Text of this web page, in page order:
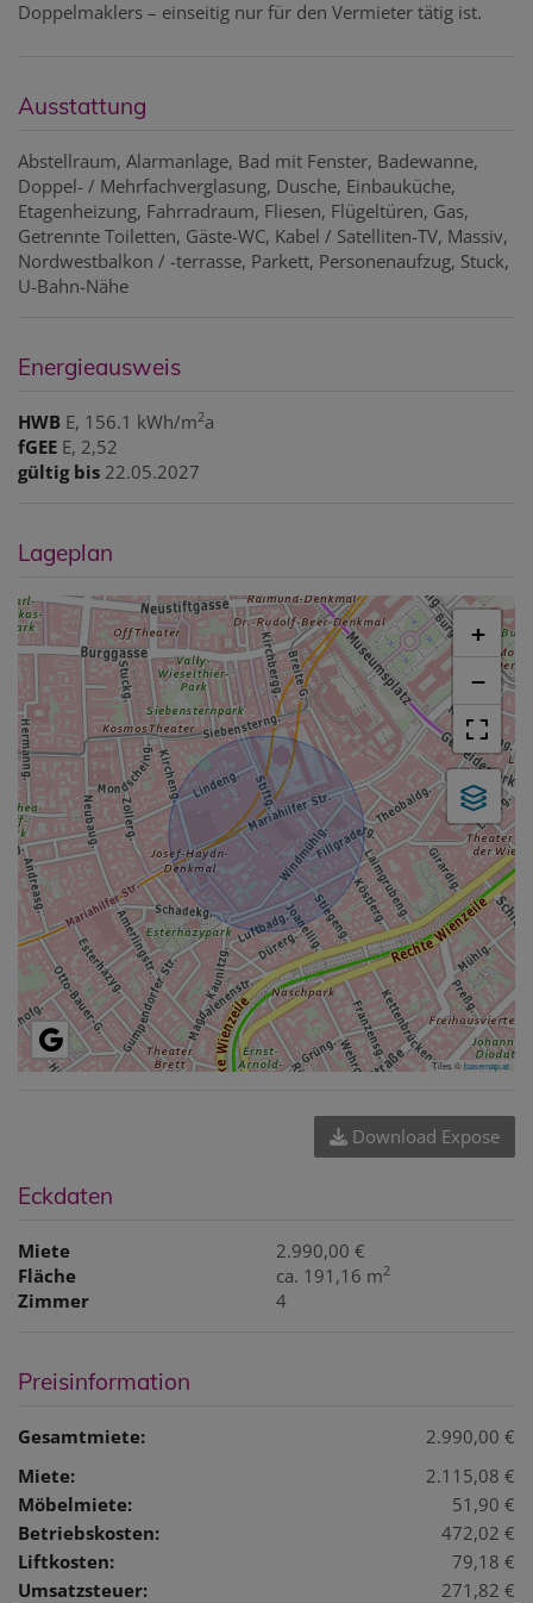
Doppelmaklers – einseitig nur für den Vermieter tätig ist.
Ausstattung
Abstellraum Alarmanlage Bad mit Fenster Badewanne
Doppel- / Mehrfachverglasung Dusche Einbauküche
Etagenheizung Fahrradraum Fliesen Flügeltüren Gas
Getrennte Toiletten Gäste-WC Kabel / Satelliten-TV Massiv
Nordwestbalkon / -terrasse Parkett Personenaufzug Stuck
U-Bahn-Nähe
Energieausweis
HWB E, 156.1 kWh/m2a
fGEE E, 2,52
gültig bis 22.05.2027
Lageplan
+
−
Tiles ©basemap.at
Download Expose
Eckdaten
Miete
2.990,00 €
Fläche
ca. 191,16 m2
Zimmer 4
Preisinformation
Gesamtmiete:
2.990,00 €
Miete:
2.115,08 €
Möbelmiete:
51,90 €
Betriebskosten:
472,02 €
Liftkosten:
79,18 €
Umsatzsteuer:
271,82 €